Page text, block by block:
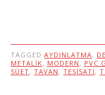
TAGGED AYDINLATMA,
METALIK, MODERN , PVC
SÜET, TAVAN , TESISATI ,